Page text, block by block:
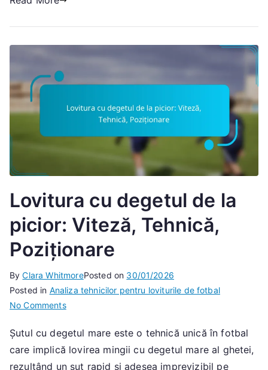
Lovitura cu degetul de la
picior: Viteză, Tehnică,
Poziționare
ByClara WhitmorePosted on 30/01/2026
Posted in Analiza tehnicilor pentru loviturile de fotbal
No Commentson
cu
degetul
de
Șutul cu degetul mare este o tehnică unică în fotbal
care implică lovirea mingii cu degetul mare al ghetei,
rezultând un șut rapid și adesea imprevizibil pe